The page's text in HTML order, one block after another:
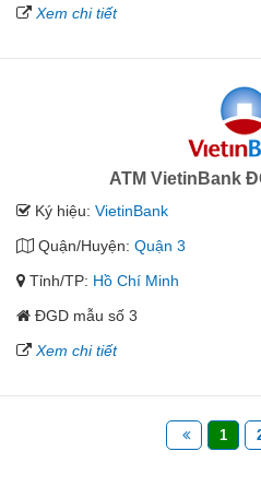
Xem chi tiết
ATM VietinBank
Ký hiệu: VietinBank
Quận/Huyện: Quận 3
Tỉnh/TP: Hồ Chí Minh
ĐGD mẫu số 3
Xem chi tiết
1